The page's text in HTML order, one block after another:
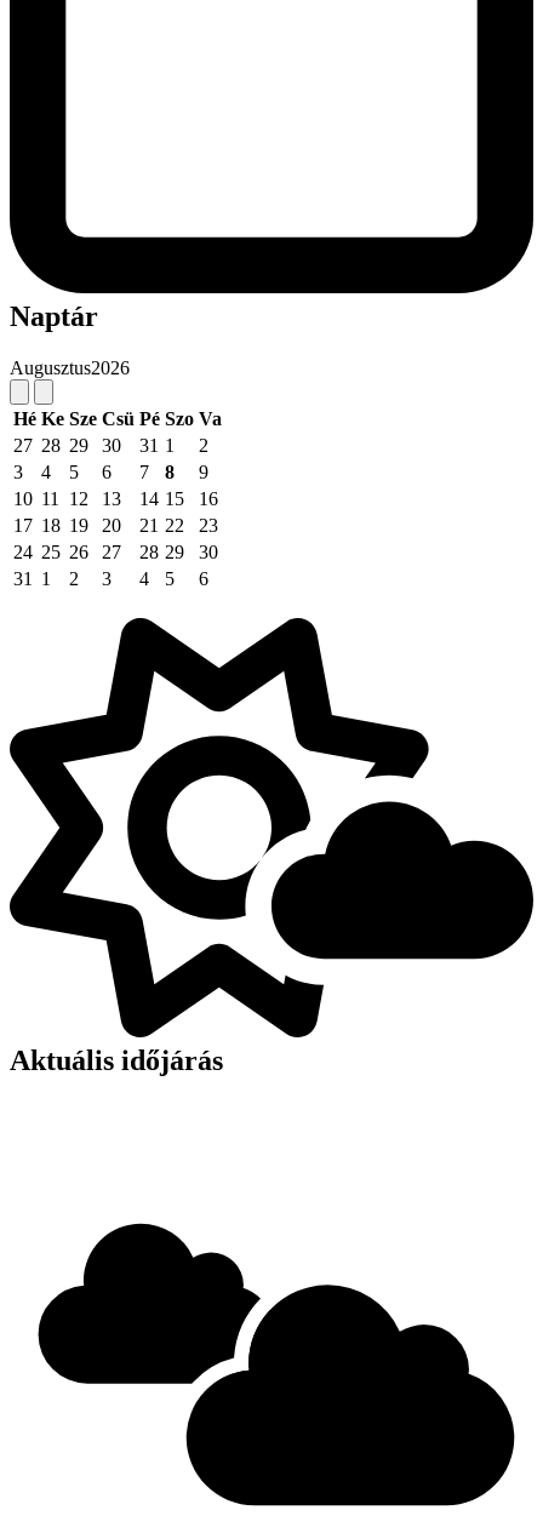
Naptár
Augusztus2026
Hé Ke Sze Csü Pé Szo Va
27 28 29 30 31 1
2
3
4 5 6 7 8
9
10 11 12 13 14 15
16
17 18 19 20 21 22
23
24 25 26 27 28 29
30
31
1 2 3 4 5 6
Aktuális időjárás